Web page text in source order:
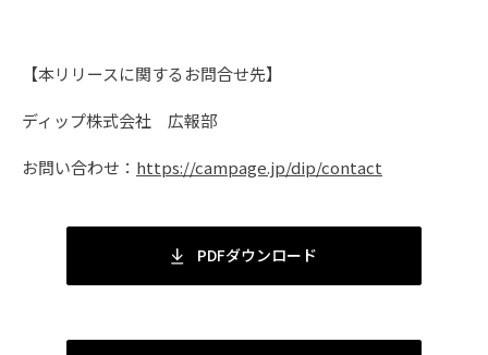
【本リリースに関するお問合せ先】
ディップ株式会社 広報部
お問い合わせ： https://campage.jp/dip/contact
PDFダウンロード